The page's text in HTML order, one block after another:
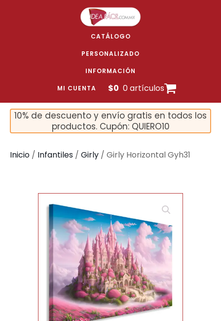
CATÁLOGO
PERSONALIZADO
INFORMACIÓN
MI CUENTA $0 0 artículos
10% de descuento y envío gratis en todos los
productos. Cupón: QUIERO10
Inicio / Infantiles / Girly / Girly Horizontal Gyh31
🔍